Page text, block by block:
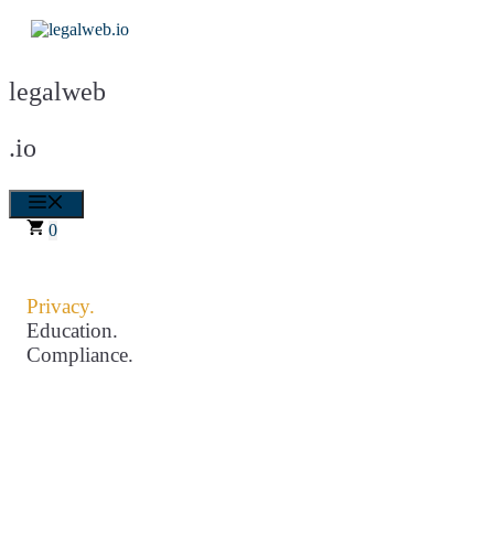
Zum
Inhalt
legalweb
.io
0
Privacy.
Education.
Compliance.